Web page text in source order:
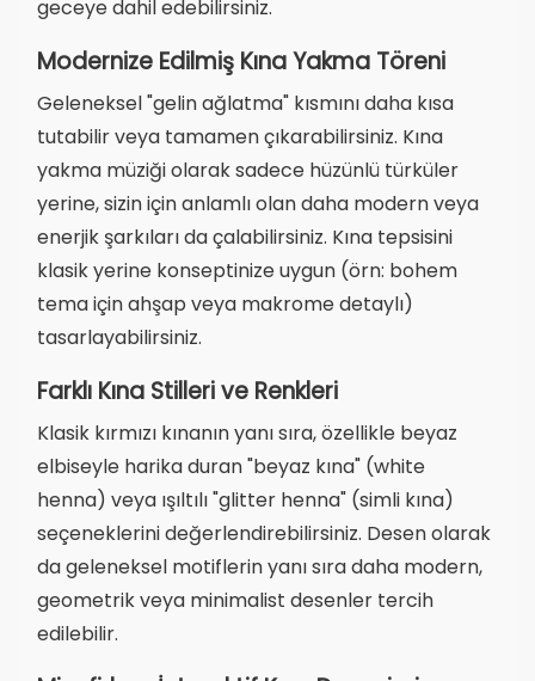
geceye dahil edebilirsiniz.
Modernize Edilmiş Kına Yakma Töreni
Geleneksel "gelin ağlatma" kısmını daha kısa
tutabilir veya tamamen çıkarabilirsiniz. Kına
yakma müziği olarak sadece hüzünlü türküler
yerine, sizin için anlamlı olan daha modern veya
enerjik şarkıları da çalabilirsiniz. Kına tepsisini
klasik yerine konseptinize uygun (örn: bohem
tema için ahşap veya makrome detaylı)
tasarlayabilirsiniz.
Farklı Kına Stilleri ve Renkleri
Klasik kırmızı kınanın yanı sıra, özellikle beyaz
elbiseyle harika duran "beyaz kına" (white
henna) veya ışıltılı "glitter henna" (simli kına)
seçeneklerini değerlendirebilirsiniz. Desen olarak
da geleneksel motiflerin yanı sıra daha modern,
geometrik veya minimalist desenler tercih
edilebilir.